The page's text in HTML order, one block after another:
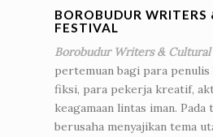
BOROBUDUR WRITERS
FESTIVAL
Borobudur Writers &
pertemuan bagi para
fiksi, para pekerja kreatif,
keagamaan lintas iman.
berusaha menyajikan tema